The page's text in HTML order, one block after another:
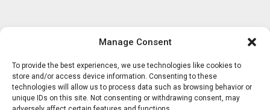
Manage Consent
To provide the best experiences, we use technologies like cookies to
store and/or access device information. Consenting to these
technologies will allow us to process data such as browsing behavior or
unique IDs on this site. Not consenting or withdrawing consent, may